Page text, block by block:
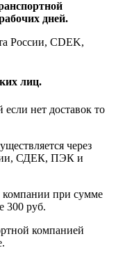
дней.
России, CDEK,
лиц.
нет доставок то
через
СДЕК, ПЭК и
при сумме
300 руб.
компанией